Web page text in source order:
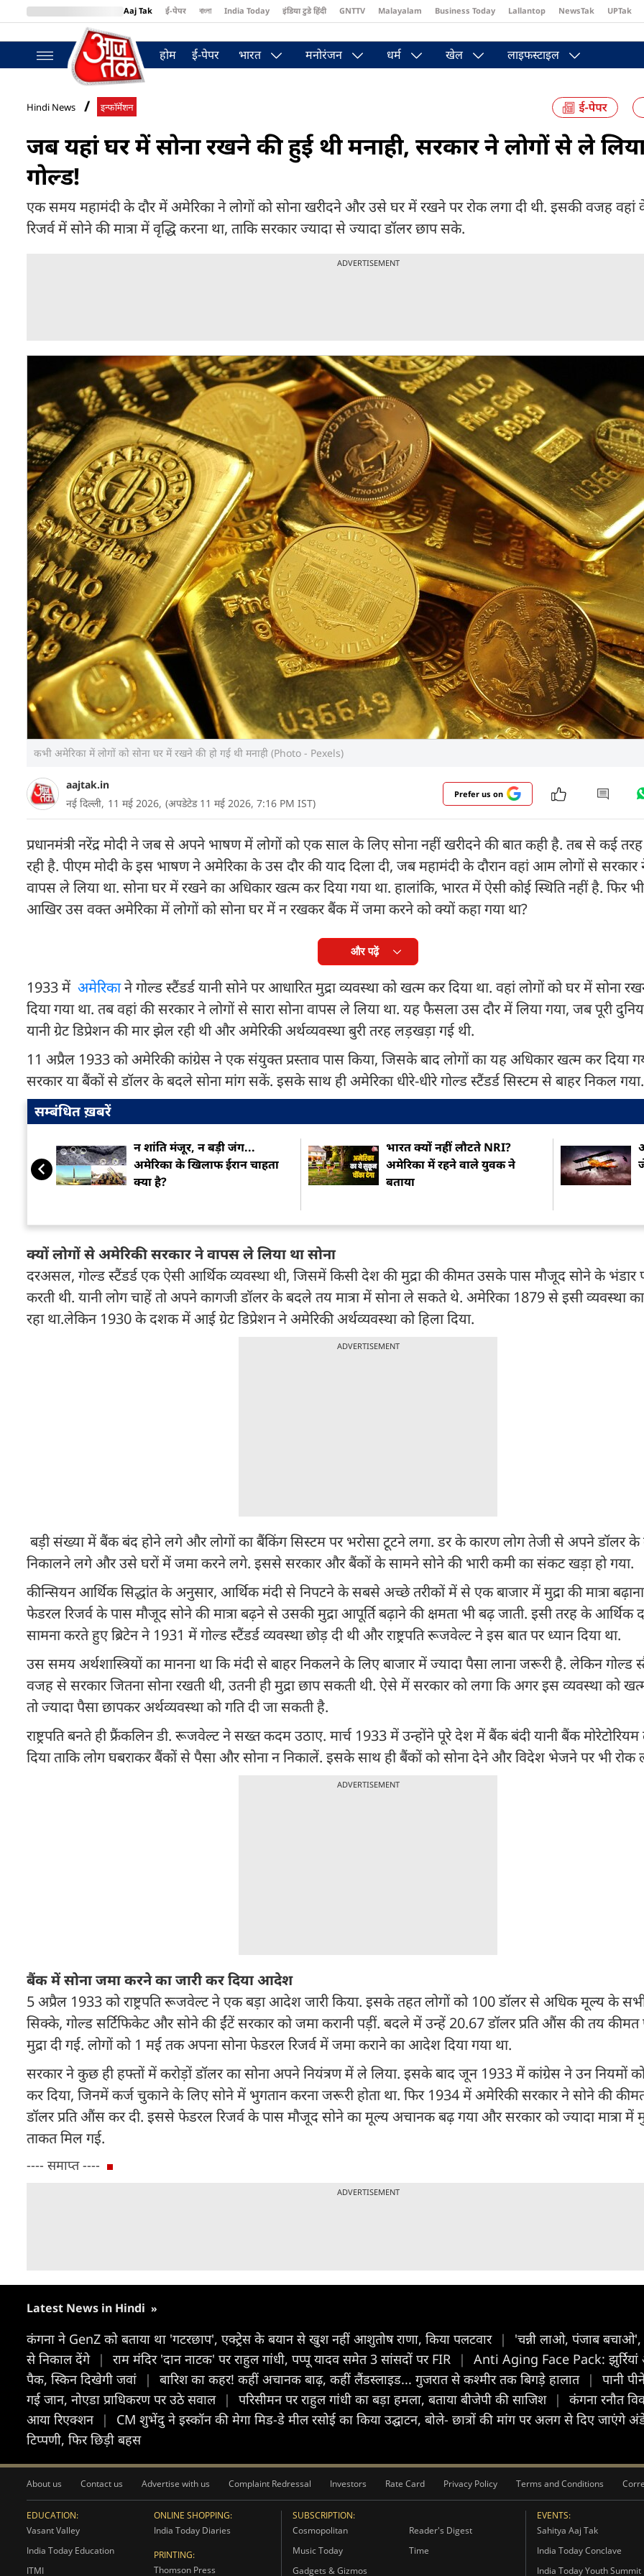
Aaj Tak ई-पेपर বাংলা India Today इंडिया टुडे हिंदी GNTTV Malayalam Business Today Lallantop NewsTak UPTak
BT Bazaar
होम ई-पेपर भारत मनोरंजन धर्म खेल लाइफस्टाइल
Hindi News इन्फॉर्मेशन
जब यहां घर में सोना रखने की हुई थी मनाही, सरकार ने लोगों से ले
गोल्ड!
एक समय महामंदी के दौर में अमेरिका ने लोगों को सोना खरीदने और उसे घर में रखने पर रोक लगा दी थी. इसकी वजह
रिजर्व में सोने की मात्रा में वृद्धि करना था, ताकि सरकार ज्यादा से ज्यादा डॉलर छाप सके.
ADVERTISEMENT
कभी अमेरिका में लोगों को सोना घर में रखने की हो गई थी मनाही (Photo - Pexels)
aajtak.in
नई दिल्ली, 11 मई 2026, (अपडेटेड 11 मई 2026, 7:16 PM IST)
Prefer us on
प्रधानमंत्री नरेंद्र मोदी ने जब से अपने भाषण में लोगों को एक साल के लिए सोना नहीं खरीदने की बात कही है. तब से कई तरह
रही है. पीएम मोदी के इस भाषण ने अमेरिका के उस दौर की याद दिला दी, जब महामंदी के दौरान वहां आम लोगों से सरकार
वापस ले लिया था. सोना घर में रखने का अधिकार खत्म कर दिया गया था. हालांकि, भारत में ऐसी कोई स्थिति नहीं है. फिर
आखिर उस वक्त अमेरिका में लोगों को सोना घर में न रखकर बैंक में जमा करने को क्यों कहा गया था?
और पढ़ें
1933 में अमेरिकाने गोल्ड स्टैंडर्ड यानी सोने पर आधारित मुद्रा व्यवस्था को खत्म कर दिया था. वहां लोगों को घर में सोना
दिया गया था. तब वहां की सरकार ने लोगों से सारा सोना वापस ले लिया था. यह फैसला उस दौर में लिया गया, जब पूरी
यानी ग्रेट डिप्रेशन की मार झेल रही थी और अमेरिकी अर्थव्यवस्था बुरी तरह लड़खड़ा गई थी.
11 अप्रैल 1933 को अमेरिकी कांग्रेस ने एक संयुक्त प्रस्ताव पास किया, जिसके बाद लोगों का यह अधिकार खत्म कर दिया
सरकार या बैंकों से डॉलर के बदले सोना मांग सकें. इसके साथ ही अमेरिका धीरे-धीरे गोल्ड स्टैंडर्ड सिस्टम से बाहर निकल गया.
सम्बंधित ख़बरें
न शांति मंजूर, न बड़ी जंग...
अमेरिका के खिलाफ ईरान चाहता
क्या है?
भारत क्यों नहीं लौटते NRI?
अमेरिका में रहने वाले युवक ने
बताया
क्यों लोगों से अमेरिकी सरकार ने वापस ले लिया था सोना
दरअसल, गोल्ड स्टैंडर्ड एक ऐसी आर्थिक व्यवस्था थी, जिसमें किसी देश की मुद्रा की कीमत उसके पास मौजूद सोने के भंडार
करती थी. यानी लोग चाहें तो अपने कागजी डॉलर के बदले तय मात्रा में सोना ले सकते थे. अमेरिका 1879 से इसी व्यवस्था
रहा था.लेकिन 1930 के दशक में आई ग्रेट डिप्रेशन ने अमेरिकी अर्थव्यवस्था को हिला दिया.
ADVERTISEMENT
बड़ी संख्या में बैंक बंद होने लगे और लोगों का बैंकिंग सिस्टम पर भरोसा टूटने लगा. डर के कारण लोग तेजी से अपने डॉलर के
निकालने लगे और उसे घरों में जमा करने लगे. इससे सरकार और बैंकों के सामने सोने की भारी कमी का संकट खड़ा हो गया.
कीन्सियन आर्थिक सिद्धांत के अनुसार, आर्थिक मंदी से निपटने के सबसे अच्छे तरीकों में से एक बाजार में मुद्रा की मात्रा
फेडरल रिजर्व के पास मौजूद सोने की मात्रा बढ़ने से उसकी मुद्रा आपूर्ति बढ़ाने की क्षमता भी बढ़ जाती. इसी तरह के आर्थिक
सामना करते हुए ब्रिटेन ने 1931 में गोल्ड स्टैंडर्ड व्यवस्था छोड़ दी थी और राष्ट्रपति रूजवेल्ट ने इस बात पर ध्यान दिया था.
उस समय अर्थशास्त्रियों का मानना था कि मंदी से बाहर निकलने के लिए बाजार में ज्यादा पैसा लाना जरूरी है. लेकिन गोल्ड
वजह से सरकार जितना सोना रखती थी, उतनी ही मुद्रा छाप सकती थी. ऐसे में सरकार को लगा कि अगर इस व्यवस्था को
तो ज्यादा पैसा छापकर अर्थव्यवस्था को गति दी जा सकती है.
राष्ट्रपति बनते ही फ्रैंकलिन डी. रूजवेल्ट ने सख्त कदम उठाए. मार्च 1933 में उन्होंने पूरे देश में बैंक बंदी यानी बैंक
दिया ताकि लोग घबराकर बैंकों से पैसा और सोना न निकालें. इसके साथ ही बैंकों को सोना देने और विदेश भेजने पर भी रोक
ADVERTISEMENT
बैंक में सोना जमा करने का जारी कर दिया आदेश
5 अप्रैल 1933 को राष्ट्रपति रूजवेल्ट ने एक बड़ा आदेश जारी किया. इसके तहत लोगों को 100 डॉलर से अधिक मूल्य के
सिक्के, गोल्ड सर्टिफिकेट और सोने की ईंटें सरकार को जमा करानी पड़ीं. बदले में उन्हें 20.67 डॉलर प्रति औंस की तय कीमत
मुद्रा दी गई. लोगों को 1 मई तक अपना सोना फेडरल रिजर्व में जमा कराने का आदेश दिया गया था.
सरकार ने कुछ ही हफ्तों में करोड़ों डॉलर का सोना अपने नियंत्रण में ले लिया. इसके बाद जून 1933 में कांग्रेस ने उन नियमों
कर दिया, जिनमें कर्ज चुकाने के लिए सोने में भुगतान करना जरूरी होता था. फिर 1934 में अमेरिकी सरकार ने सोने की
डॉलर प्रति औंस कर दी. इससे फेडरल रिजर्व के पास मौजूद सोने का मूल्य अचानक बढ़ गया और सरकार को ज्यादा मात्रा में
ताकत मिल गई.
---- समाप्त ----
ADVERTISEMENT
Latest News in Hindi »
कंगना ने GenZ को बताया था 'गटरछाप', एक्ट्रेस के बयान से खुश नहीं आशुतोष राणा, किया पलटवार |
'चन्नी लाओ, पंजाब बचाओ',
से निकाल देंगे | राम मंदिर 'दान नाटक' पर राहुल गांधी, पप्पू यादव समेत 3 सांसदों पर FIR |
Anti Aging Face Pack:
पैक, स्किन दिखेगी जवां
| बारिश का कहर! कहीं अचानक बाढ़, कहीं लैंडस्लाइड... गुजरात से कश्मीर तक बिगड़े हालात |
पानी
गई जान, नोएडा प्राधिकरण पर उठे सवाल | परिसीमन पर राहुल गांधी का बड़ा हमला, बताया बीजेपी की साजिश |
कंगना रनौत
आया रिएक्शन | CM शुभेंदु ने इस्कॉन की मेगा मिड-डे मील रसोई का किया उद्घाटन, बोले- छात्रों की मांग पर अलग से दिए जाएंगे
टिप्पणी, फिर छिड़ी बहस
About us Contact us Advertise with us Complaint Redressal Investors Rate Card Privacy Policy Terms and Conditions
EDUCATION:
Vasant Valley
India Today Education
ITMI
ONLINE SHOPPING:
India Today Diaries
PRINTING:
Thomson Press
SUBSCRIPTION:
Cosmopolitan
Reader's Digest
Music Today
Time
Gadgets & Gizmos
EVENTS:
Sahitya Aaj Tak
India Today Conclave
India Today Youth Summit